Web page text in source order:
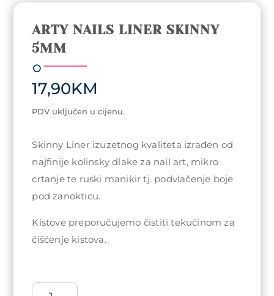
ARTY NAILS LINER SKINNY
5MM
17,90KM
PDV uključen u cijenu.
Skinny Liner izuzetnog kvaliteta izrađen od
najfinije kolinsky dlake za nail art, mikro
crtanje te ruski manikir tj. podvlačenje boje
pod zanokticu.
Kistove preporučujemo čistiti tekućinom za
čišćenje kistova.
Arty